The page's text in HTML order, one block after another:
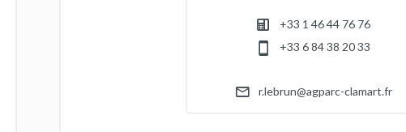
+33 1 46 44 76 76
+33 6 84 38 20 33
r.lebrun@agparc-clamart.fr